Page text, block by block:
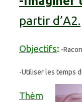
partir d’A2.
Objectifs: -
-Utiliser les
Thèm